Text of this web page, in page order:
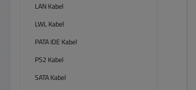
LAN Kabel
LWL Kabel
PATA IDE Kabel
PS2 Kabel
SATA Kabel